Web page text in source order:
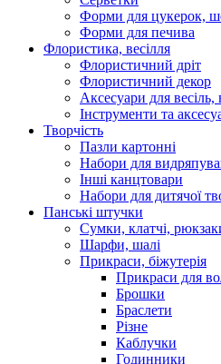
Форми для цукерок,
Форми для печива
Флористика, весілля
Флористичний дріт
Флористичний декор
Аксесуари для весіль,
Інструменти та
Творчість
Пазли картонні
Набори для
Інші канцтовари
Набори для дитячої
Панські штучки
Сумки, клатчі,
Шарфи, шалі
Прикраси, біжутерія
Прикраси для
Брошки
Браслети
Різне
Каблучки
Годинники